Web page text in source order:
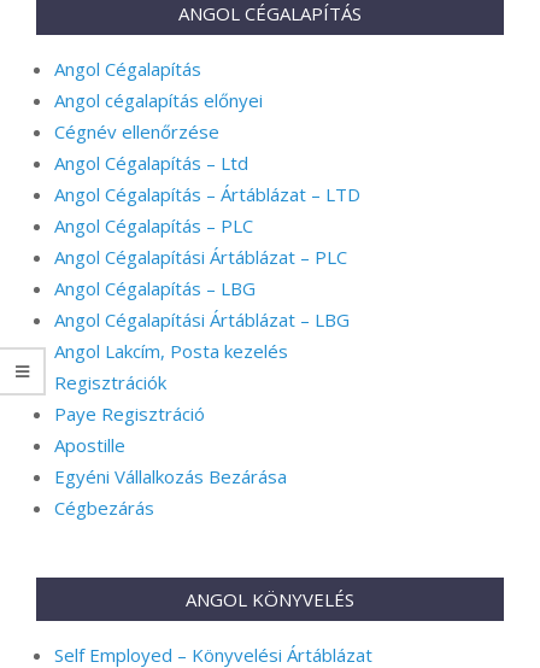
ANGOL CÉGALAPÍTÁS
Angol Cégalapítás
Angol cégalapítás előnyei
Cégnév ellenőrzése
Angol Cégalapítás – Ltd
Angol Cégalapítás – Ártáblázat – LTD
Angol Cégalapítás – PLC
Angol Cégalapítási Ártáblázat – PLC
Angol Cégalapítás – LBG
Angol Cégalapítási Ártáblázat – LBG
Angol Lakcím, Posta kezelés
Regisztrációk
Paye Regisztráció
Apostille
Egyéni Vállalkozás Bezárása
Cégbezárás
ANGOL KÖNYVELÉS
Self Employed – Könyvelési Ártáblázat